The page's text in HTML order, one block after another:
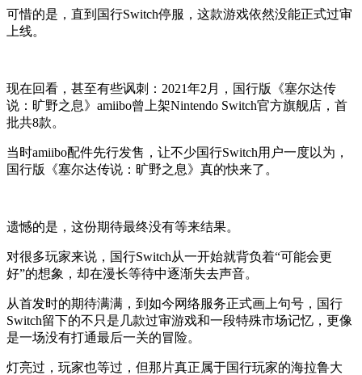
可惜的是，直到国行Switch停服，这款游戏依然没能正式过审
上线。
现在回看，甚至有些讽刺：2021年2月，国行版《塞尔达传
说：旷野之息》amiibo曾上架Nintendo Switch官方旗舰店，首
批共8款。
当时amiibo配件先行发售，让不少国行Switch用户一度以为，
国行版《塞尔达传说：旷野之息》真的快来了。
遗憾的是，这份期待最终没有等来结果。
对很多玩家来说，国行Switch从一开始就背负着“可能会更
好”的想象，却在漫长等待中逐渐失去声音。
从首发时的期待满满，到如今网络服务正式画上句号，国行
Switch留下的不只是几款过审游戏和一段特殊市场记忆，更像
是一场没有打通最后一关的冒险。
灯亮过，玩家也等过，但那片真正属于国行玩家的海拉鲁大